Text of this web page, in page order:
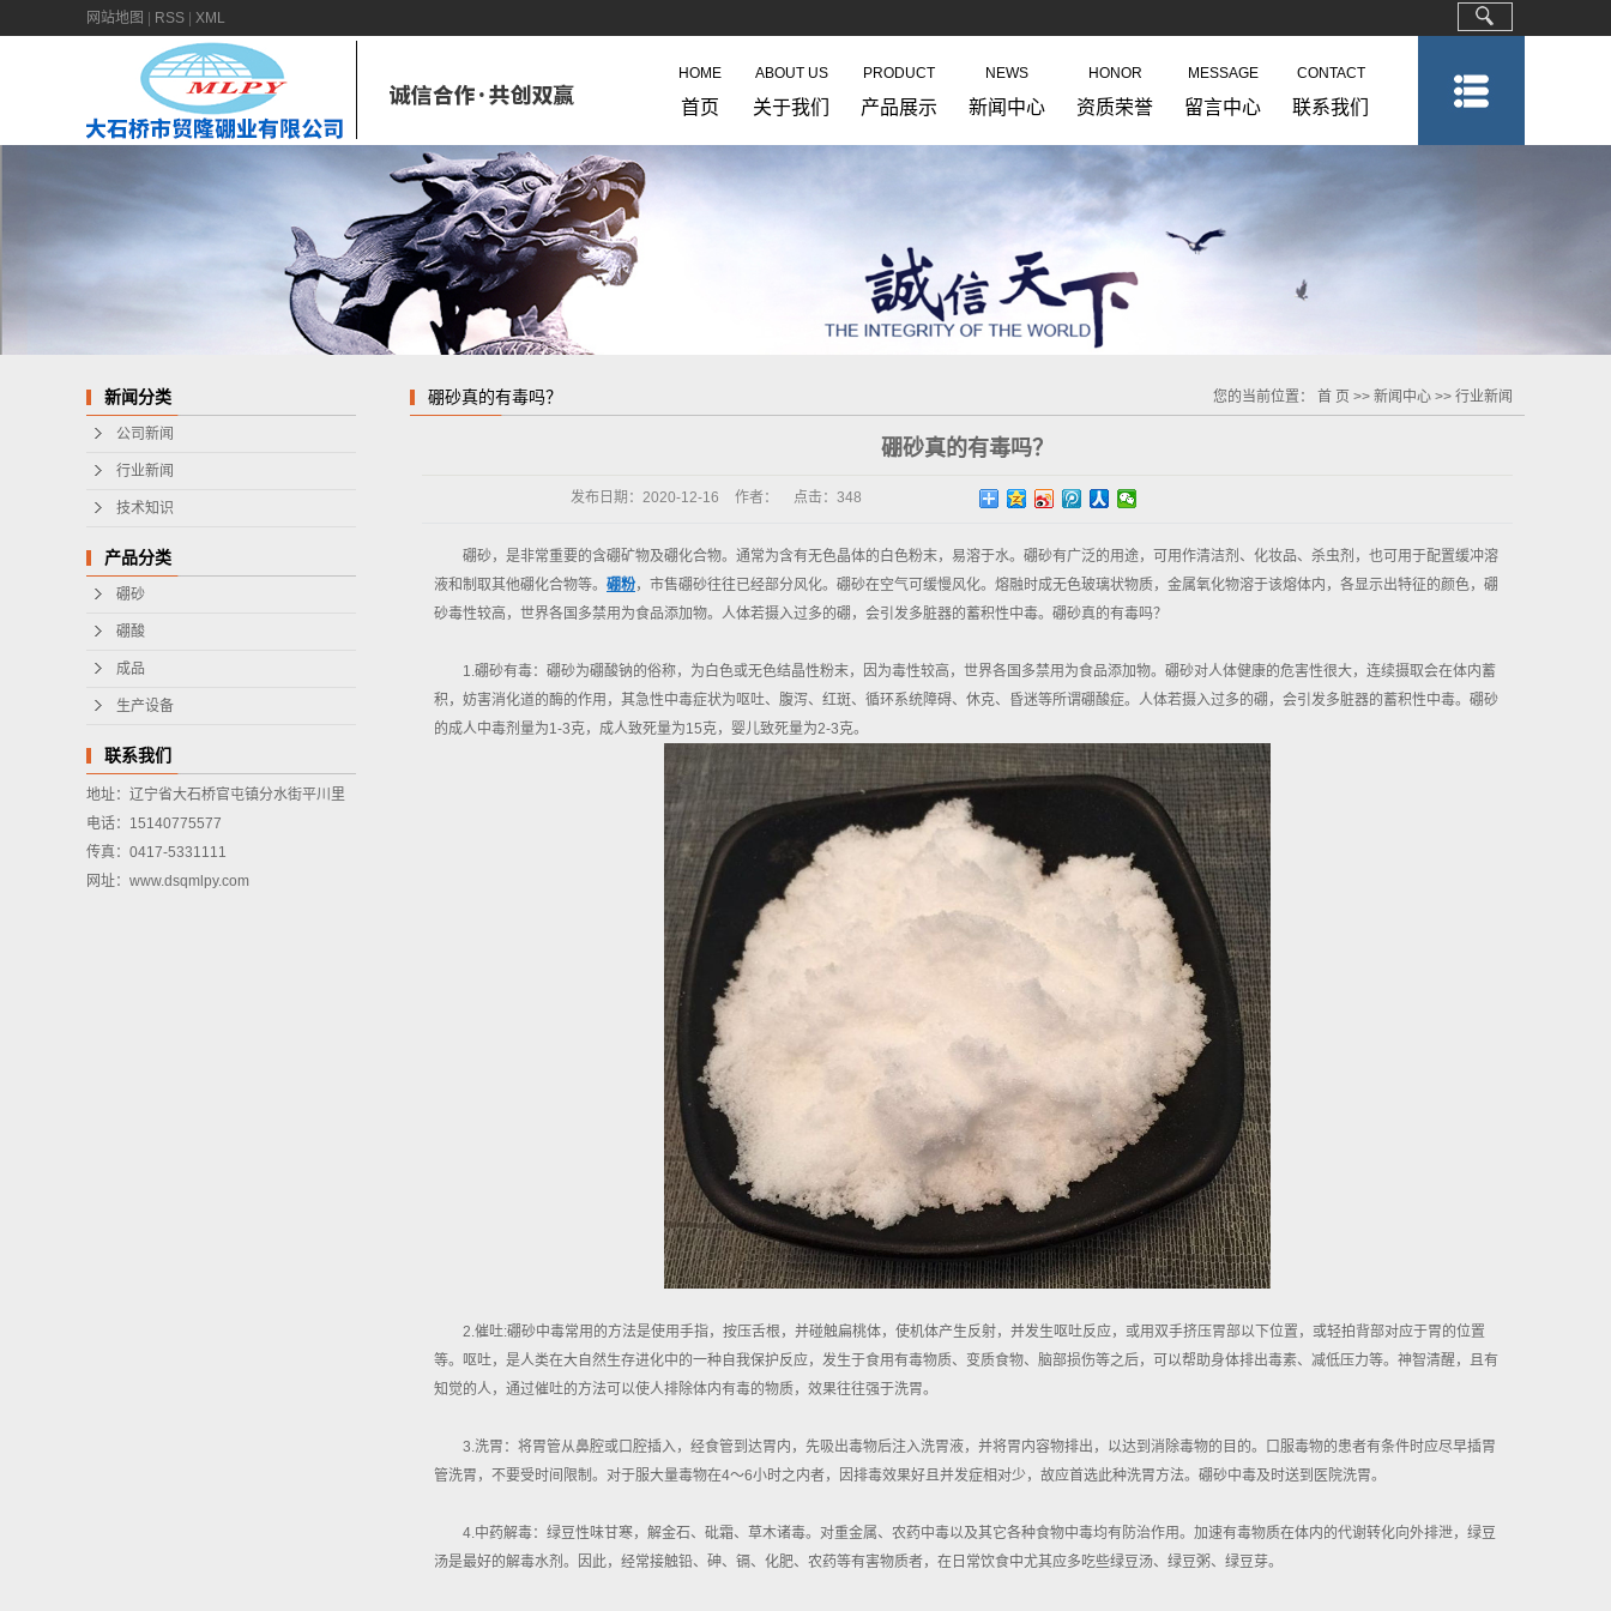
网站地图 RSS XML
HOME
首页
ABOUT US
关于我们
PRODUCT
产品展示
NEWS
新闻中心
HONOR
资质荣誉
MESSAGE
留言中心
CONTACT
联系我们
新闻分类
公司新闻
行业新闻
技术知识
产品分类
硼砂
硼酸
成品
生产设备
联系我们
地址：辽宁省大石桥官屯镇分水街平川里
电话：15140775577
传真：0417-5331111
网址：www.dsqmlpy.com
硼砂真的有毒吗？ 您的当前位置： 首 页 >> 新闻中心 >> 行业新闻
硼砂真的有毒吗？
发布日期： 2020-12-16 作者： 点击： 348
硼砂，是非常重要的含硼矿物及硼化合物。通常为含有无色晶体的白色粉末，易溶于水。硼砂有广泛的用途，可用作清洁剂、化妆品、杀虫剂，也可用于配置缓冲溶
液和制取其他硼化合物等。 硼粉，市售硼砂往往已经部分风化。硼砂在空气可缓慢风化。熔融时成无色玻璃状物质，金属氧化物溶于该熔体内，各显示出特征的颜色，硼
砂毒性较高，世界各国多禁用为食品添加物。人体若摄入过多的硼，会引发多脏器的蓄积性中毒。硼砂真的有毒吗？
1.硼砂有毒：硼砂为硼酸钠的俗称，为白色或无色结晶性粉末，因为毒性较高，世界各国多禁用为食品添加物。硼砂对人体健康的危害性很大，连续摄取会在体内蓄
积，妨害消化道的酶的作用，其急性中毒症状为呕吐、腹泻、红斑、循环系统障碍、休克、昏迷等所谓硼酸症。人体若摄入过多的硼，会引发多脏器的蓄积性中毒。硼砂
的成人中毒剂量为1-3克，成人致死量为15克，婴儿致死量为2-3克。
2.催吐:硼砂中毒常用的方法是使用手指，按压舌根，并碰触扁桃体，使机体产生反射，并发生呕吐反应，或用双手挤压胃部以下位置，或轻拍背部对应于胃的位置
等。呕吐，是人类在大自然生存进化中的一种自我保护反应，发生于食用有毒物质、变质食物、脑部损伤等之后，可以帮助身体排出毒素、减低压力等。神智清醒，且有
知觉的人，通过催吐的方法可以使人排除体内有毒的物质，效果往往强于洗胃。
3.洗胃：将胃管从鼻腔或口腔插入，经食管到达胃内，先吸出毒物后注入洗胃液，并将胃内容物排出，以达到消除毒物的目的。口服毒物的患者有条件时应尽早插胃
管洗胃，不要受时间限制。对于服大量毒物在4～6小时之内者，因排毒效果好且并发症相对少，故应首选此种洗胃方法。硼砂中毒及时送到医院洗胃。
4.中药解毒：绿豆性味甘寒，解金石、砒霜、草木诸毒。对重金属、农药中毒以及其它各种食物中毒均有防治作用。加速有毒物质在体内的代谢转化向外排泄，绿豆
汤是最好的解毒水剂。因此，经常接触铅、砷、镉、化肥、农药等有害物质者，在日常饮食中尤其应多吃些绿豆汤、绿豆粥、绿豆芽。